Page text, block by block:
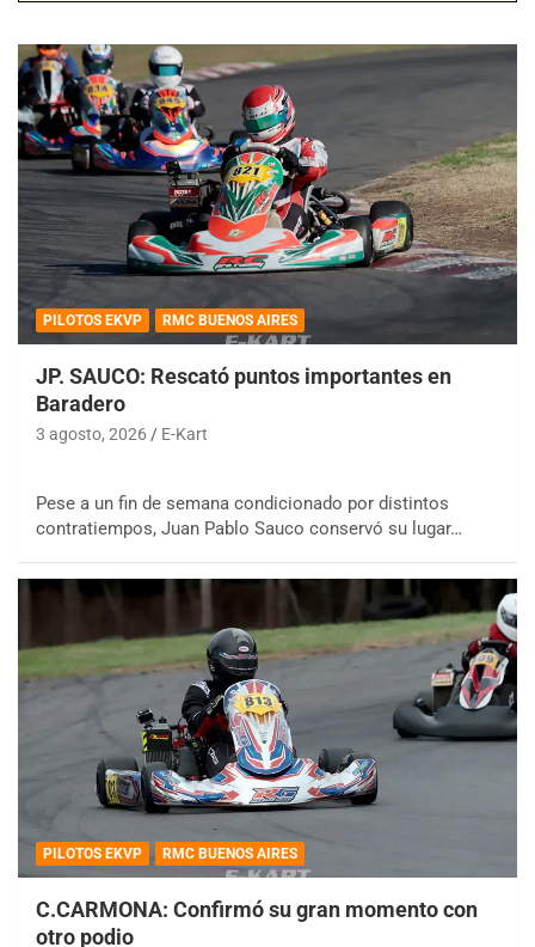
PILOTOS EKVP RMC BUENOS AIRES
JP. SAUCO: Rescató puntos importantes en
Baradero
3 agosto, 2026 E-Kart
Pese a un fin de semana condicionado por distintos
contratiempos, Juan Pablo Sauco conservó su lugar…
PILOTOS EKVP RMC BUENOS AIRES
C.CARMONA: Confirmó su gran momento con
otro podio